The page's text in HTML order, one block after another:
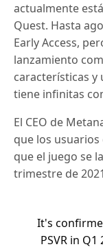
actualmente
Quest. Hasta
Early Access,
lanzamiento
características y
tiene infinitas
El CEO de
que los usuarios
que el juego se
trimestre de
It's
PSVR in